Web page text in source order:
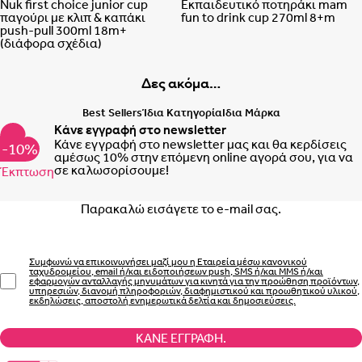
Nuk first choice junior cup
παγούρι με κλιπ & καπάκι
push-pull 300ml 18m+
(διάφορα σχέδια)
Εκπαιδευτικό ποτηράκι mam
fun to drink cup 270ml 8+m
Δες ακόμα…
Best SellersΊδια ΚατηγορίαΙδια Μάρκα
-10%
Έκπτωση
Κάνε εγγραφή στο newsletter
Κάνε εγγραφή στο newsletter μας και θα κερδίσεις
αμέσως 10% στην επόμενη online αγορά σου, για να
σε καλωσορίσουμε!
Συμφωνώ να επικοινωνήσει μαζί μου η Εταιρεία μέσω κανονικού
ταχυδρομείου, email ή/και ειδοποιήσεων push, SMS ή/και MMS ή/και
εφαρμογών ανταλλαγής μηνυμάτων για κινητά για την προώθηση προϊόντων,
υπηρεσιών, διανομή πληροφοριών, διαφημιστικού και προωθητικού υλικού,
εκδηλώσεις, αποστολή ενημερωτικά δελτία και δημοσιεύσεις.
ΚΆΝΕ ΕΓΓΡΑΦΉ.